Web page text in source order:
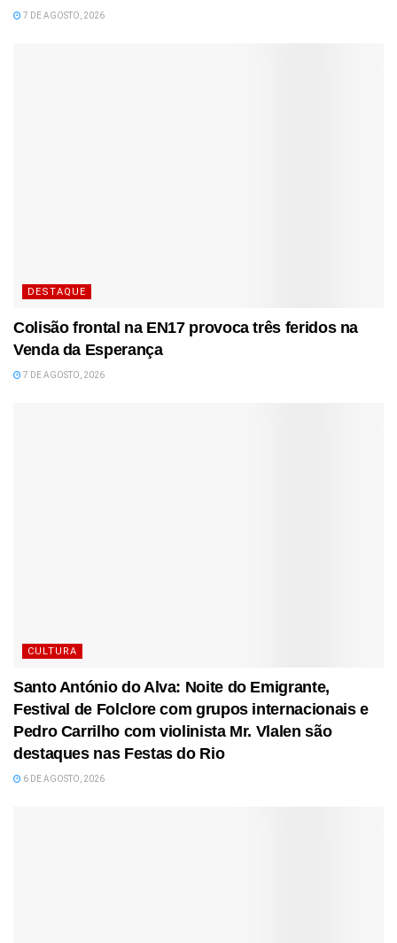
7 DE AGOSTO, 2026
DESTAQUE
Colisão frontal na EN17 provoca três feridos na
Venda da Esperança
7 DE AGOSTO, 2026
CULTURA
Santo António do Alva: Noite do Emigrante,
Festival de Folclore com grupos internacionais e
Pedro Carrilho com violinista Mr. Vlalen são
destaques nas Festas do Rio
6 DE AGOSTO, 2026